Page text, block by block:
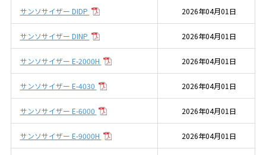
サンソサイザー DIDP 2026年04月01日
サンソサイザー DINP 2026年04月01日
サンソサイザー E-2000H 2026年04月01日
サンソサイザー E-4030 2026年04月01日
サンソサイザー E-6000 2026年04月01日
サンソサイザー E-9000H 2026年04月01日